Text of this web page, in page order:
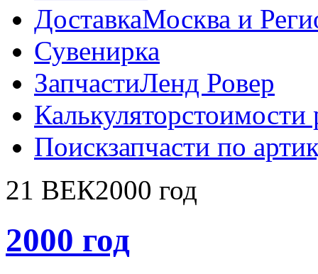
ДоставкаМосква и
Сувенирка
ЗапчастиЛенд Ровер
Калькуляторстоимости
Поискзапчасти по
21 ВЕК2000 год
2000 год